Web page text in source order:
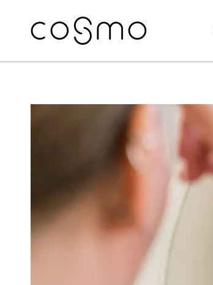
INDHOLD